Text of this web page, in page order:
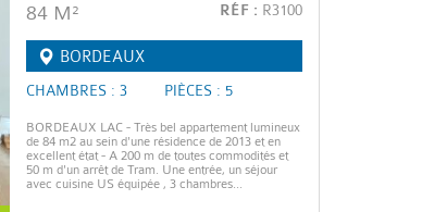
RÉF : R3100
84 M²
BORDEAUX
CHAMBRES : 3 PIÈCES : 5
BORDEAUX LAC - Très bel appartement lumineux
de 84 m2 au sein d'une résidence de 2013 et en
excellent état - A 200 m de toutes commodités et
50 m d'un arrêt de Tram. Une entrée, un séjour
avec cuisine US équipée , 3 chambres...